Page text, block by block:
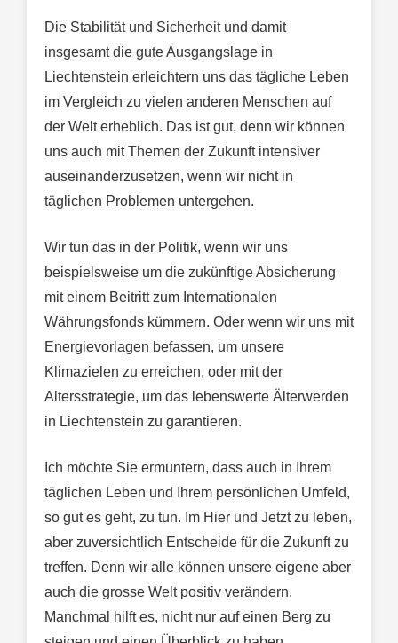
Die Stabilität und Sicherheit und damit
insgesamt die gute Ausgangslage in
Liechtenstein erleichtern uns das tägliche Leben
im Vergleich zu vielen anderen Menschen auf
der Welt erheblich. Das ist gut, denn wir können
uns auch mit Themen der Zukunft intensiver
auseinanderzusetzen, wenn wir nicht in
täglichen Problemen untergehen.
Wir tun das in der Politik, wenn wir uns
beispielsweise um die zukünftige Absicherung
mit einem Beitritt zum Internationalen
Währungsfonds kümmern. Oder wenn wir uns mit
Energievorlagen befassen, um unsere
Klimazielen zu erreichen, oder mit der
Altersstrategie, um das lebenswerte Älterwerden
in Liechtenstein zu garantieren.
Ich möchte Sie ermuntern, dass auch in Ihrem
täglichen Leben und Ihrem persönlichen Umfeld,
so gut es geht, zu tun. Im Hier und Jetzt zu leben,
aber zuversichtlich Entscheide für die Zukunft zu
treffen. Denn wir alle können unsere eigene aber
auch die grosse Welt positiv verändern.
Manchmal hilft es, nicht nur auf einen Berg zu